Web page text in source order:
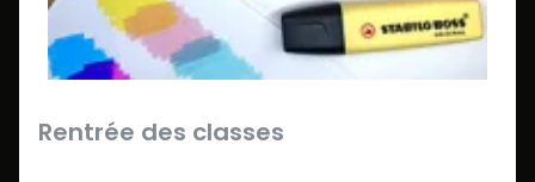
Rentrée des classes